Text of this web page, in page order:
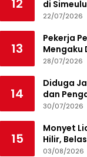
12
di
22/07/2026
13
Pekerja
Mengaku
28/07/2026
14
Diduga
dan
Armada
30/07/2026
15
Monyet
Hilir,
Digigit
03/08/2026